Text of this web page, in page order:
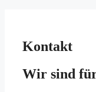
Kontakt
Wir sind